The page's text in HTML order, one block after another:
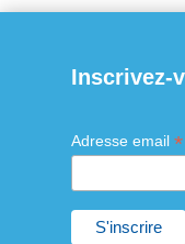
Inscrivez-
Adresse email *